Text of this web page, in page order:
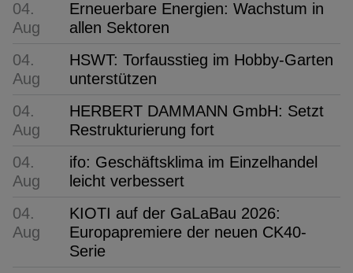
04.
Aug
Erneuerbare Energien: Wachstum in
allen Sektoren
04.
Aug
HSWT: Torfausstieg im Hobby-Garten
unterstützen
04.
Aug
HERBERT DAMMANN GmbH: Setzt
Restrukturierung fort
04.
Aug
ifo: Geschäftsklima im Einzelhandel
leicht verbessert
04.
Aug
KIOTI auf der GaLaBau 2026:
Europapremiere der neuen CK40-
Serie